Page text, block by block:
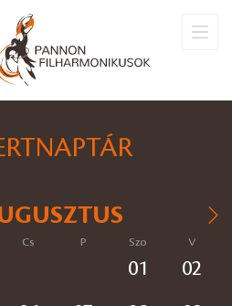
Cs P Szo V
01
02